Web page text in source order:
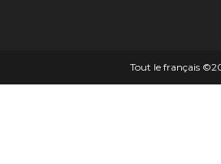
Tout le français